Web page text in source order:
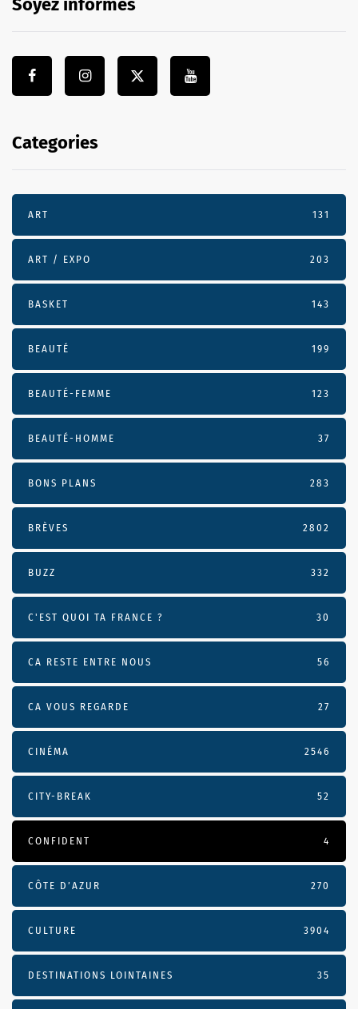
Categories
ART 131
ART / EXPO 203
BASKET 143
BEAUTÉ 199
BEAUTÉ-FEMME 123
BEAUTÉ-HOMME 37
BONS PLANS 283
BRÈVES 2802
BUZZ 332
C'EST QUOI TA FRANCE ? 30
CA RESTE ENTRE NOUS 56
CA VOUS REGARDE 27
CINÉMA 2546
CITY-BREAK 52
CONFIDENT 4
CÔTE D’AZUR 270
CULTURE 3904
DESTINATIONS LOINTAINES 35